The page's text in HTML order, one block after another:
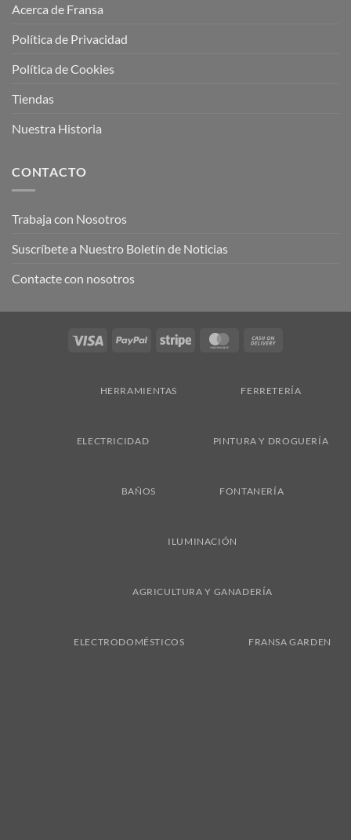
Acerca de Fransa
Política de Privacidad
Política de Cookies
Tiendas
Nuestra Historia
CONTACTO
Trabaja con Nosotros
Suscríbete a Nuestro Boletín de Noticias
Contacte con nosotros
Visa PayPal Stripe MasterCard
HERRAMIENTAS FERRETERÍA
ELECTRICIDAD PINTURA Y DROGUERÍA
BAÑOS FONTANERÍA
ILUMINACIÓN
AGRICULTURA Y GANADERÍA
ELECTRODOMÉSTICOS FRANSA GARDEN